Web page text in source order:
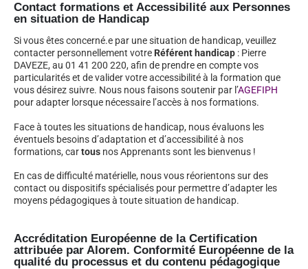
Contact formations et Accessibilité aux Personnes
en situation de Handicap
Si vous êtes concerné.e par une situation de handicap, veuillez
contacter personnellement votre Référent handicap : Pierre
DAVEZE, au 01 41 200 220, afin de prendre en compte vos
particularités et de valider votre accessibilité à la formation que
vous désirez suivre. Nous nous faisons soutenir par l’AGEFIPH
pour adapter lorsque nécessaire l’accès à nos formations.
Face à toutes les situations de handicap, nous évaluons les
éventuels besoins d’adaptation et d’accessibilité à nos
formations, cartous nos Apprenants sont les bienvenus !
En cas de difficulté matérielle, nous vous réorientons sur des
contact ou dispositifs spécialisés pour permettre d’adapter les
moyens pédagogiques à toute situation de handicap.
Accréditation Européenne de la Certification
attribuée par Alorem. Conformité Européenne de la
qualité du processus et du contenu pédagogique